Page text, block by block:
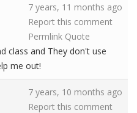
7 years, 11 months ago
Report this comment
Permlink Quote
class and They don't use
me out!
7 years, 10 months ago
Report this comment